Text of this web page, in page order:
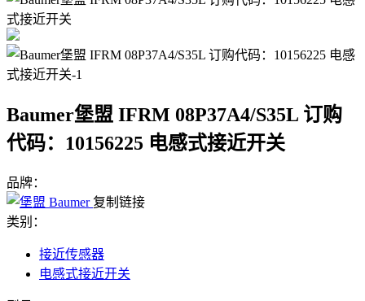
Baumer堡盟 IFRM 08P37A4/S35L 订购
代码：10156225 电感式接近开关
品牌：
复制链接
类别：
接近传感器
电感式接近开关